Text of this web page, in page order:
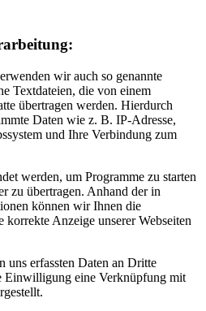
wir auch so genannte
Textdateien, die von einem
übertragen werden. Hierdurch
Daten wie z. B. IP-Adresse,
und Ihre Verbindung zum
werden, um Programme zu starten
zu übertragen. Anhand der in
können wir Ihnen die
Anzeige unserer Webseiten
uns erfassten Daten an Dritte
Einwilligung eine Verknüpfung mit